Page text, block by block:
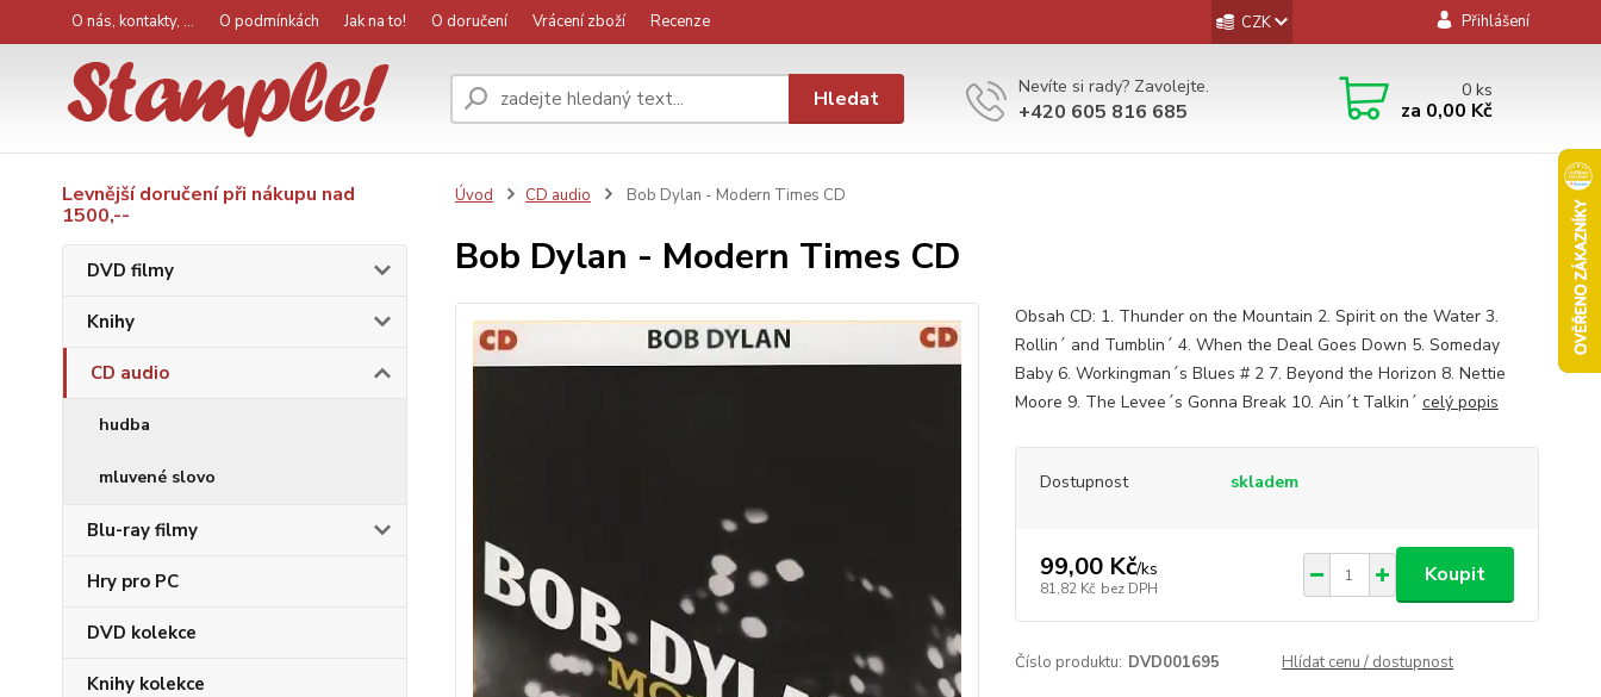
O nás, kontakty, ... O podmínkách Jak na to! O doručení Vrácení zboží Recenze CZK Přihlášení
Hledat Nevíte si rady? Zavolejte.
+420 605 816 685
0ks
za 0,00 Kč
Levnější doručení při nákupu nad
1500,--
DVD filmy
Knihy
CD audio
hudba
mluvené slovo
Blu-ray filmy
Hry pro PC
DVD kolekce
Knihy kolekce
Úvod CD audio Bob Dylan - Modern Times CD
Bob Dylan - Modern Times CD
Obsah CD: 1. Thunder on the Mountain 2. Spirit on the Water 3.
Rollin´ and Tumblin´ 4. When the Deal Goes Down 5. Someday
Baby 6. Workingman´s Blues # 2 7. Beyond the Horizon 8. Nettie
Moore 9. The Levee´s Gonna Break 10. Ain´t Talkin´ celý popis
Dostupnost skladem
99,00 Kč/ks
81,82 Kč bez DPH
Koupit
Číslo produktu: DVD001695 Hlídat cenu / dostupnost